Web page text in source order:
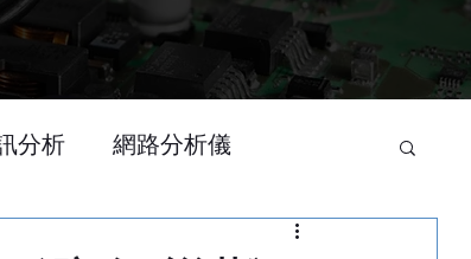
分析 網路分析儀